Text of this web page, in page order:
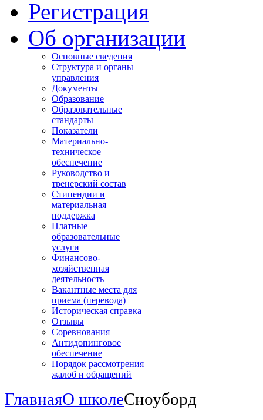
Регистрация
Об организации
Основные сведения
Структура и органы
управления
Документы
Образование
Образовательные
стандарты
Показатели
Материально-
техническое
обеспечение
Руководство и
тренерский состав
Стипендии и
материальная
поддержка
Платные
образовательные
услуги
Финансово-
хозяйственная
деятельность
Вакантные места для
приема (перевода)
Историческая справка
Отзывы
Соревнования
Антидопинговое
обеспечение
Порядок рассмотрения
жалоб и обращений
ГлавнаяО школеСноуборд